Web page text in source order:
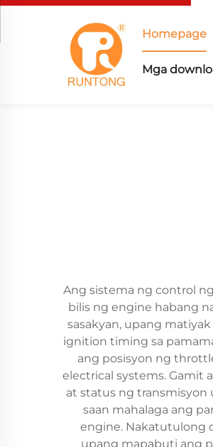
Homepage
Mga
Ang sistema ng control
bilis ng engine habang
sasakyan, upang
ignition timing sa
ang posisyon ng
electrical systems. Gamit
at status ng transmisyon
saan mahalaga ang
engine. Nakatutulong
upang mapabuti ang